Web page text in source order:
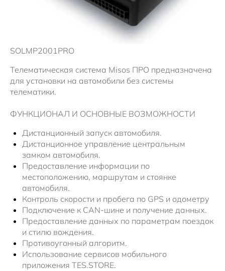
Новости
SOLMP2001PRO
Телематическая система Misos ПРО предназначена
для установки на автомобили без системы
телематики.
ФУНКЦИОНАЛ И ОСНОВНЫЕ ВОЗМОЖНОСТИ
Дистанционный запуск автомобиля.
Дистанционное управление центральным
замком автомобиля.
Предоставление информации по
местоположению, маршрутам и стоянке
автомобиля.
Контроль скорости и пробега по GPS и одометру
Подключение к CAN-шине и получение данных.
Предоставление данных по параметрам поездок
и стилю вождения.
Противоугонный алгоритм.
Использование сервисов мобильного
приложения TES.STORE.